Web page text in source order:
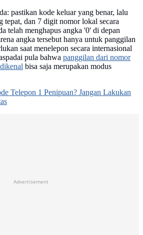
pastikan kode keluar yang benar, lalu
tepat, dan 7 digit nomor lokal secara
telah menghapus angka '0' di depan
angka tersebut hanya untuk panggilan
saat menelepon secara internasional
pula bahwa panggilan dari nomor
bisa saja merupakan modus
Telepon 1 Penipuan? Jangan Lakukan
Advertisement